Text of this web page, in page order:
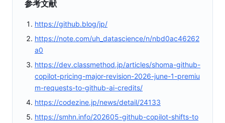
参考文献
https://github.blog/jp/
https://note.com/uh_datascience/n/nbd0ac46262
a0
https://dev.classmethod.jp/articles/shoma-github-
copilot-pricing-major-revision-2026-june-1-premiu
m-requests-to-github-ai-credits/
https://codezine.jp/news/detail/24133
https://smhn.info/202605-github-copilot-shifts-to